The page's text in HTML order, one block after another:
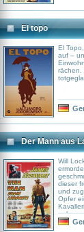
jeden
El topo
El
auf –
rächen.
Der Mann aus
Will
dieser
und
Opfer